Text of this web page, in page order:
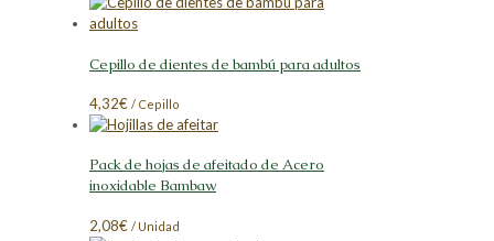
Cepillo de dientes de bambú para adultos
4,32€ / Cepillo
Pack de hojas de afeitado de Acero
inoxidable Bambaw
2,08€ / Unidad